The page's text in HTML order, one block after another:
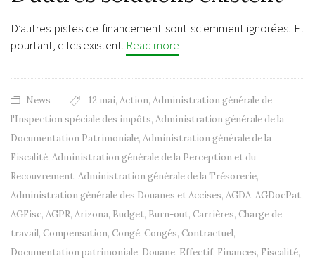
D’autres pistes de financement sont sciemment ignorées. Et
pourtant, elles existent. Read more
News 12 mai, Action, Administration générale de
l'Inspection spéciale des impôts, Administration générale de la
Documentation Patrimoniale, Administration générale de la
Fiscalité, Administration générale de la Perception et du
Recouvrement, Administration générale de la Trésorerie,
Administration générale des Douanes et Accises, AGDA, AGDocPat,
AGFisc, AGPR, Arizona, Budget, Burn-out, Carrières, Charge de
travail, Compensation, Congé, Congés, Contractuel,
Documentation patrimoniale, Douane, Effectif, Finances, Fiscalité,